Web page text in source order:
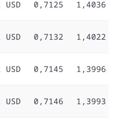
0,7125 1,4036
0,7132 1,4022
0,7145 1,3996
0,7146 1,3993